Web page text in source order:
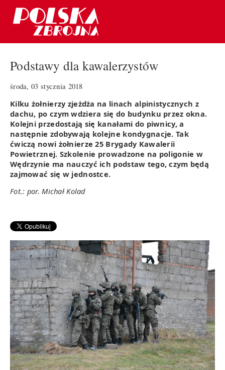
Podstawy dla kawalerzystów
środa, 03 stycznia 2018
Kilku żołnierzy zjeżdża na linach alpinistycznych z
dachu, po czym wdziera się do budynku przez okna.
Kolejni przedostają się kanałami do piwnicy, a
następnie zdobywają kolejne kondygnacje. Tak
ćwiczą nowi żołnierze 25 Brygady Kawalerii
Powietrznej. Szkolenie prowadzone na poligonie w
Wędrzynie ma nauczyć ich podstaw tego, czym będą
zajmować się w jednostce.
Fot.: por. Michał Kolad